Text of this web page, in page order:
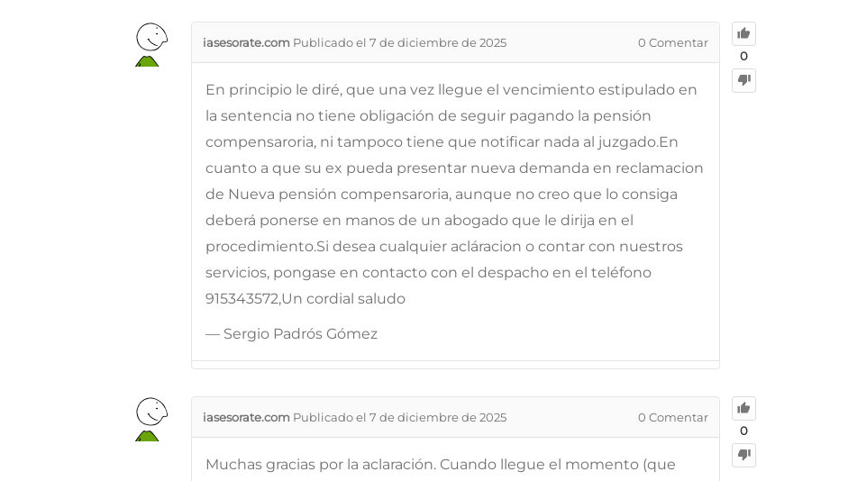
0
iasesorate.com Publicado el 7 de diciembre de 2025 0 Comentar
En principio le diré, que una vez llegue el vencimiento estipulado en
la sentencia no tiene obligación de seguir pagando la pensión
compensaroria, ni tampoco tiene que notificar nada al juzgado.En
cuanto a que su ex pueda presentar nueva demanda en reclamacion
de Nueva pensión compensaroria, aunque no creo que lo consiga
deberá ponerse en manos de un abogado que le dirija en el
procedimiento.Si desea cualquier acláracion o contar con nuestros
servicios, pongase en contacto con el despacho en el teléfono
915343572,Un cordial saludo
— Sergio Padrós Gómez
0
iasesorate.com Publicado el 7 de diciembre de 2025 0 Comentar
Muchas gracias por la aclaración. Cuando llegue el momento (que